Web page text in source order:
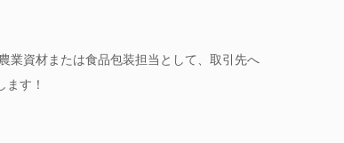
業資材または食品包装担当として、取引先へ
す！